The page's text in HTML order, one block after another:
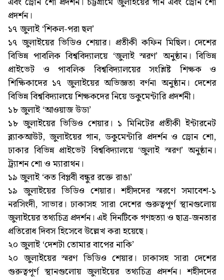
প্রদর্শন।
১৭ জুলাই ‘শিকল-পরা ছল’
১৭ জুলাইয়ের ভিডিও শেয়ার। প্রতীকী কফিন মিছিল। দেশের
বিভিন্ন পাবলিক বিশ্ববিদ্যালয়ে ‘জুলাই স্মরণ’ অনুষ্ঠান। বিভিন্ন
প্রাইভেট ও পাবলিক বিশ্ববিদ্যালয়ের সংশ্লিষ্ট শিক্ষক ও
শিক্ষিকাদের ১৭ জুলাইয়ের অভিজ্ঞতা বর্ণনা অনুষ্ঠান। দেশের
বিভিন্ন বিশ্ববিদ্যালয়ে শিক্ষকদের নিয়ে ডকুমেন্টারি প্রদর্শনী।
১৮ জুলাই ‘আওয়াজ উডা’
১৮ জুলাইয়ের ভিডিও শেয়ার। ১ মিনিটের প্রতীকী ইন্টারনেট
ব্ল্যাকআউট, জুলাইয়ের গান, ডকুমেন্টারি প্রদর্শন ও ড্রোন শো,
ঢাকার বিভিন্ন প্রাইভেট বিশ্ববিদ্যালয়ে ‘জুলাই স্মরণ’ অনুষ্ঠান।
ট্র্যাশন শো ও ম্যারাথন।
১৯ জুলাই ‘কত বিপ্লবী বন্ধুর রক্তে রাঙা’
১৯ জুলাইয়ের ভিডিও শেয়ার। শহীদদের স্মরণে সমাবেশ-১
নরসিংদী, সাভার। ঢাকাসহ সারা দেশের গুরুত্বপূর্ণ স্থানগুলোয়
জুলাইয়ের তথ্যচিত্র প্রদর্শন। এই দিনটিকে গণহত্যা ও ছাত্র-জনতার
প্রতিরোধ দিবস হিসেবে উল্লেখ করা হয়েছে।
২০ জুলাই ‘দেশটা তোমার বাপের নাকি’
২০ জুলাইয়ের স্মরণ ভিডিও শেয়ার। ঢাকাসহ সারা দেশের
গুরুত্বপূর্ণ স্থানগুলোয় জুলাইয়ের তথ্যচিত্র প্রদর্শন। শহীদদের